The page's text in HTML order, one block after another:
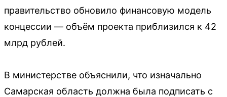
правительство обновило финансовую модель
концессии — объём проекта приблизился к 42
млрд рублей.
В министерстве объяснили, что изначально
Самарская область должна была подписать с